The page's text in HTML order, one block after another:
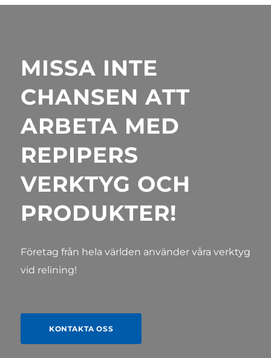
MISSA INTE
CHANSEN ATT
ARBETA MED
REPIPERS
VERKTYG OCH
PRODUKTER!
Företag från hela världen använder våra verktyg
vid relining!
KONTAKTA OSS